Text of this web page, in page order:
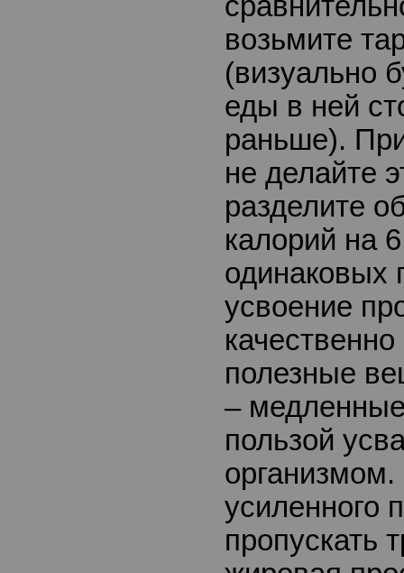
возьмите
(визуально
еды в ней
раньше).
не делайте
разделите
калорий на
одинаковых
усвоение
полезные
–
пользой
усиленного
пропускать